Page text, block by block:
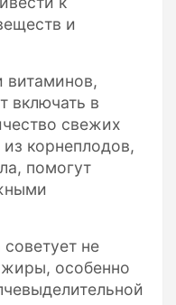
и
витаминов,
включать в
свежих
корнеплодов,
помогут
не
жиры, особенно